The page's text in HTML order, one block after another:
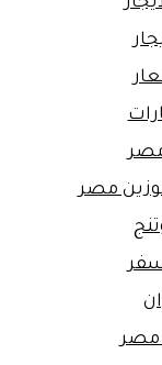
مصر
مصر
مصر